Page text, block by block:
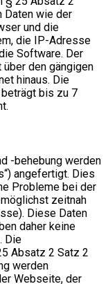
Daten wie der
und die
die IP-Adresse
Software. Der
den gängigen
hinaus. Die
bis zu 7
-behebung werden
angefertigt. Dies
Probleme bei der
zeitnah
Diese Daten
daher keine
Die
Absatz 2 Satz 2
werden
Webseite, der